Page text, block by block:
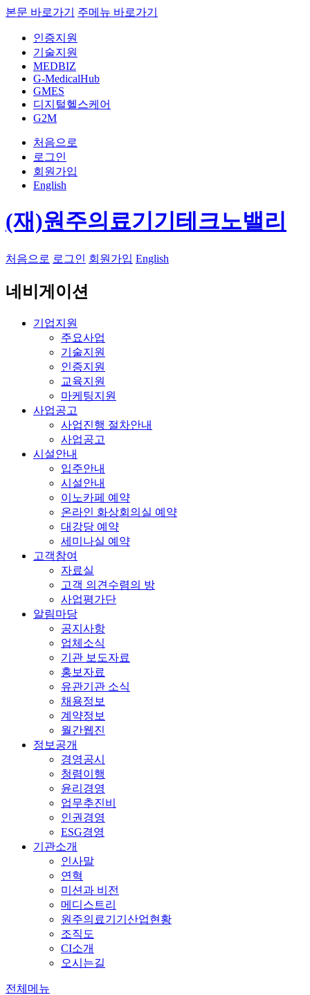
본문 바로가기 주메뉴 바로가기
인증지원
기술지원
MEDBIZ
G-MedicalHub
GMES
디지털헬스케어
G2M
처음으로
로그인
회원가입
English
(재)원주의료기기테크노밸리
처음으로 로그인 회원가입 English
네비게이션
기업지원
주요사업
기술지원
인증지원
교육지원
마케팅지원
사업공고
사업진행 절차안내
사업공고
시설안내
입주안내
시설안내
이노카페 예약
온라인 화상회의실 예약
대강당 예약
세미나실 예약
고객참여
자료실
고객 의견수렴의 방
사업평가단
알림마당
공지사항
업체소식
기관 보도자료
홍보자료
유관기관 소식
채용정보
계약정보
월간웹진
정보공개
경영공시
청렴이행
윤리경영
업무추진비
인권경영
ESG경영
기관소개
인사말
연혁
미션과 비전
메디스트리
원주의료기기산업현황
조직도
CI소개
오시는길
전체메뉴